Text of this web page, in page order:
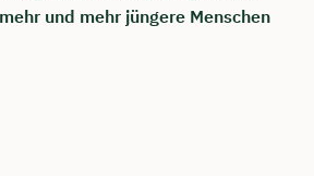
mehr und mehr jüngere Menschen